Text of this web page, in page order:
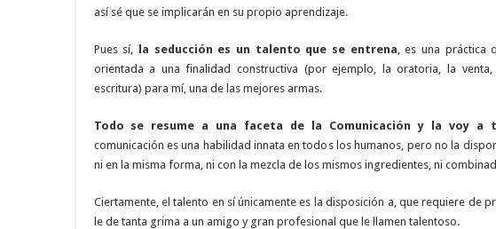
así sé que se implicarán en su propio aprendizaje.
Pues sí, la seducción es un talento que se entrena , es una
orientada a una finalidad constructiva (por ejemplo, la oratoria, la
escritura) para mí, una de las mejores armas.
Todo se resume a una faceta de la Comunicación y la voy a
comunicación es una habilidad innata en todos los humanos, pero no la
ni en la misma forma, ni con la mezcla de los mismos ingredientes, ni
Ciertamente, el talento en sí únicamente es la disposición a, que requiere de
le de tanta grima a un amigo y gran profesional que le llamen talentoso.